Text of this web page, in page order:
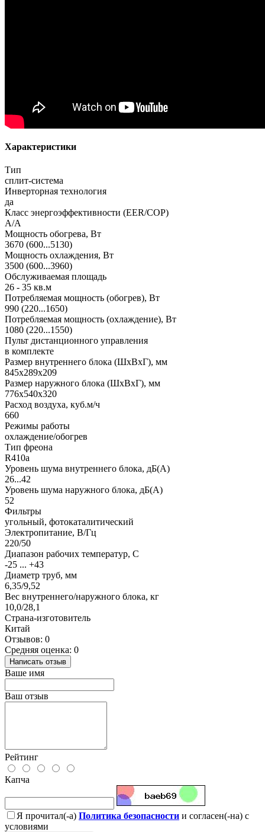
Характеристики
Тип
сплит-система
Инверторная технология
да
Класс энергоэффективности (EER/COP)
A/A
Мощность обогрева, Вт
3670 (600...5130)
Мощность охлаждения, Вт
3500 (600...3960)
Обслуживаемая площадь
26 - 35 кв.м
Потребляемая мощность (обогрев), Вт
990 (220...1650)
Потребляемая мощность (охлаждение), Вт
1080 (220...1550)
Пульт дистанционного управления
в комплекте
Размер внутреннего блока (ШхВхГ), мм
845x289x209
Размер наружного блока (ШхВхГ), мм
776x540x320
Расход воздуха, куб.м/ч
660
Режимы работы
охлаждение/обогрев
Тип фреона
R410a
Уровень шума внутреннего блока, дБ(А)
26...42
Уровень шума наружного блока, дБ(А)
52
Фильтры
угольный, фотокаталитический
Электропитание, В/Гц
220/50
Диапазон рабочих температур, С
-25 ... +43
Диаметр труб, мм
6,35/9,52
Вес внутреннего/наружного блока, кг
10,0/28,1
Страна-изготовитель
Китай
Отзывов: 0
Средняя оценка: 0
Написать отзыв
Ваше имя
Ваш отзыв
Рейтинг
Капча
Я прочитал(-а) Политика безопасности и согласен(-на) с
условиями